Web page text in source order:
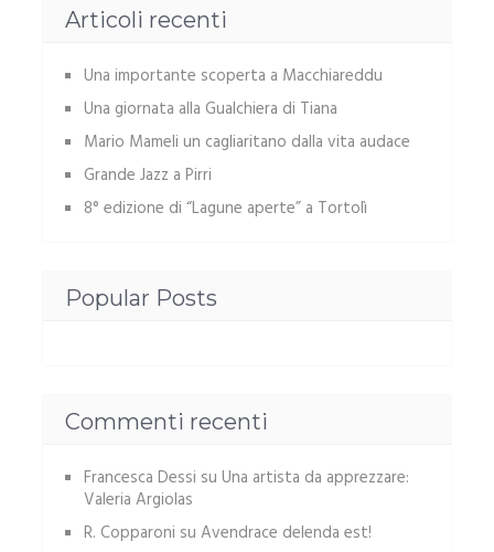
Articoli recenti
Una importante scoperta a Macchiareddu
Una giornata alla Gualchiera di Tiana
Mario Mameli un cagliaritano dalla vita audace
Grande Jazz a Pirri
8° edizione di “Lagune aperte” a Tortolì
Popular Posts
Commenti recenti
Francesca Dessi su Una artista da apprezzare:
Valeria Argiolas
R. Copparoni su Avendrace delenda est!